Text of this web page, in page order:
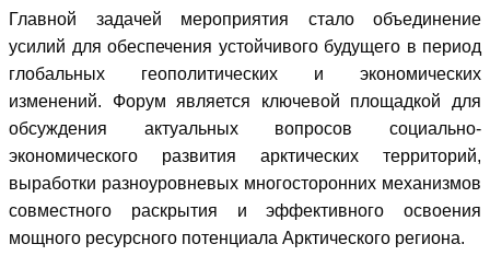
Главной задачей мероприятия стало объединение
усилий для обеспечения устойчивого будущего в период
глобальных геополитических и экономических
изменений. Форум является ключевой площадкой для
обсуждения актуальных вопросов социально-
экономического развития арктических территорий,
выработки разноуровневых многосторонних механизмов
совместного раскрытия и эффективного освоения
мощного ресурсного потенциала Арктического региона.